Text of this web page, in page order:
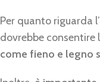
Per quanto riguarda
dovrebbe consentire
come fieno e legno